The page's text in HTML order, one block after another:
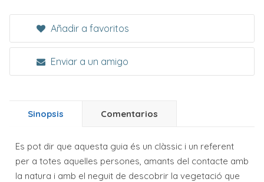
Añadir a favoritos
Enviar a un amigo
Sinopsis Comentarios
Es pot dir que aquesta guia és un clàssic i un referent
per a totes aquelles persones, amants del contacte amb
la natura i amb el neguit de descobrir la vegetació que